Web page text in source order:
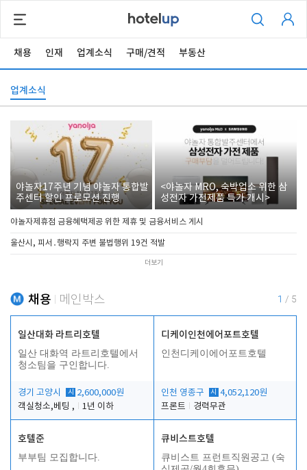
채용 인재 업계소식 구매/견적 부동산
업계소식
야놀자17주년 기념 야놀자 통합발
주센터 할인 프로모션 진행
<야놀자 MRO, 숙박업소 위한 삼
성전자 가전제품 특가 개시>
야놀자제휴점 금융혜택제공 위한 제휴 및 금융서비스 게시
울산시, 피서․행락지 주변 불법행위 19건 적발
더보기
채용 메인박스 1 / 5
일산대화 라트리호텔
일산 대화역 라트리호텔에서
청소팀을 구인합니다.
경기 고양시 시
2,600,000원
객실청소,베팅 ,
1년 이하
디케이인천에어포트호텔
인천디케이에어포트호텔
인천 영종구 시
4,052,120원
프론트
경력무관
호텔준
부부팀 모집합니다.
큐비스트호텔
큐비스트 프런트직원공고 (숙